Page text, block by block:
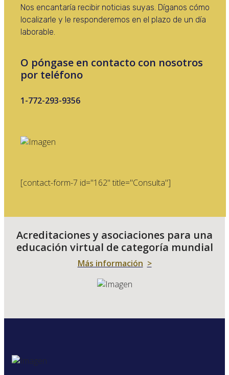
Nos encantaría recibir noticias suyas. Díganos cómo
localizarle y le responderemos en el plazo de un día
laborable.
O póngase en contacto con nosotros
por teléfono
1-772-293-9356
[contact-form-7 id="162" title="Consulta"]
Acreditaciones y asociaciones para una
educación virtual de categoría mundial
Más información >